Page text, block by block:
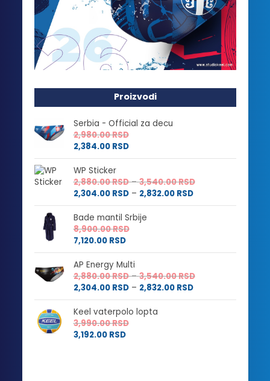
Proizvodi
Serbia - Official za decu
2,980.00RSD
2,384.00 RSD
WP Sticker
2,880.00RSD – 3,540.00RSDRaspon
od
2,304.00 RSD – 2,832.00 RSDRaspon
cena:
2,832.00 RSD
Bade mantil Srbije
8,900.00RSD
7,120.00 RSD
AP Energy Multi
2,880.00RSD – 3,540.00RSDRaspon
od
2,304.00 RSD – 2,832.00 RSDRaspon
cena:
Keel vaterpolo lopta
3,990.00RSD
3,192.00 RSD